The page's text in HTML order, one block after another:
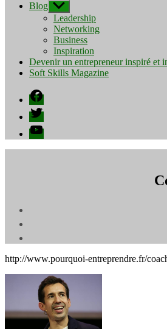
Blog Afficher
le
sous-
menu
Leadership
Networking
Business
Inspiration
Devenir un entrepreneur inspiré et
Soft Skills Magazine
Facebook
Twitter
YouTube
http://www.pourquoi-entreprendre.fr/